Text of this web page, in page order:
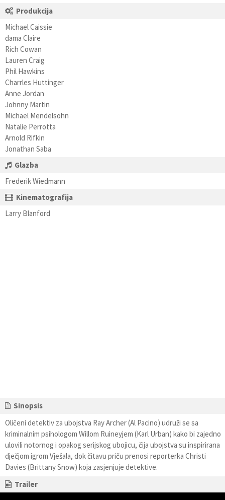
Produkcija
Michael Caissie
dama Claire
Rich Cowan
Lauren Craig
Phil Hawkins
Charrles Huttinger
Anne Jordan
Johnny Martin
Michael Mendelsohn
Natalie Perrotta
Arnold Rifkin
Jonathan Saba
Glazba
Frederik Wiedmann
Kinematografija
Larry Blanford
Sinopsis
Oličeni detektiv za ubojstva Ray Archer (Al Pacino) udruži se sa
kriminalnim psihologom Willom Ruineyjem (Karl Urban) kako bi zajedno
ulovili notornog i opakog serijskog ubojicu, čija ubojstva su inspirirana
dječjom igrom Vješala, dok čitavu priču prenosi reporterka Christi
Davies (Brittany Snow) koja zasjenjuje detektive.
Trailer